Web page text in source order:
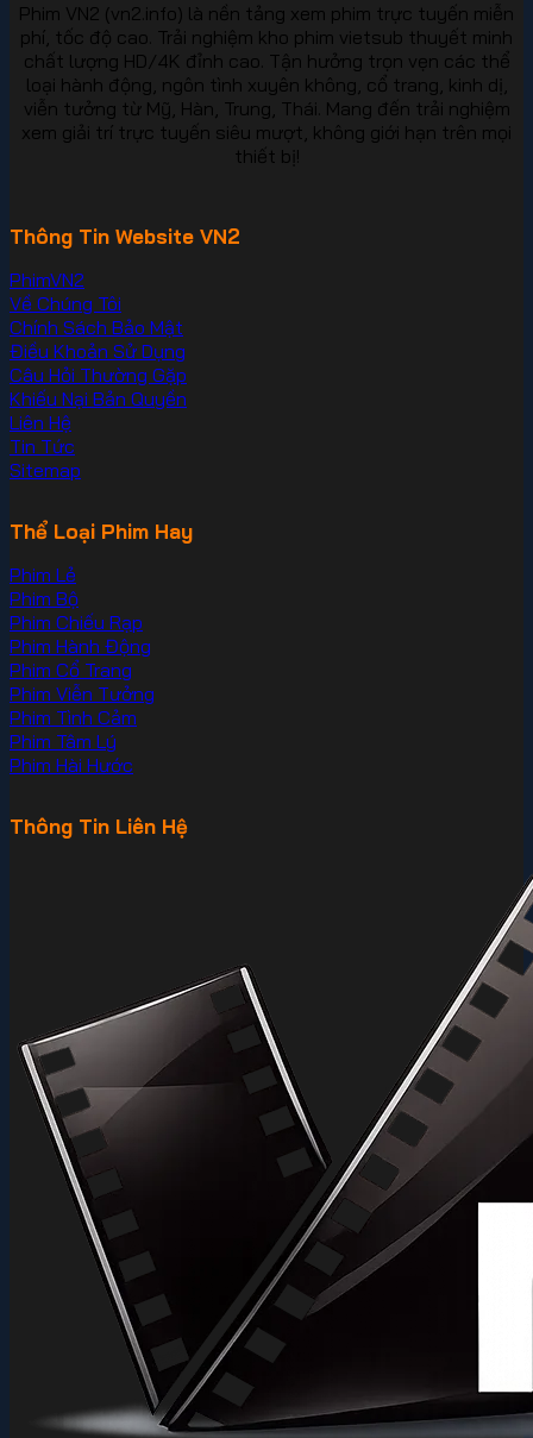
Phim VN2 (vn2.info) là nền tảng xem phim trực tuyến miễn
phí, tốc độ cao. Trải nghiệm kho phim vietsub thuyết minh
chất lượng HD/4K đỉnh cao. Tận hưởng trọn vẹn các thể
loại hành động, ngôn tình xuyên không, cổ trang, kinh dị,
viễn tưởng từ Mỹ, Hàn, Trung, Thái. Mang đến trải nghiệm
xem giải trí trực tuyến siêu mượt, không giới hạn trên mọi
thiết bị!
Thông Tin Website VN2
PhimVN2
Về Chúng Tôi
Chính Sách Bảo Mật
Điều Khoản Sử Dụng
Câu Hỏi Thường Gặp
Khiếu Nại Bản Quyền
Liên Hệ
Tin Tức
Sitemap
Thể Loại Phim Hay
Phim Lẻ
Phim Bộ
Phim Chiếu Rạp
Phim Hành Động
Phim Cổ Trang
Phim Viễn Tưởng
Phim Tình Cảm
Phim Tâm Lý
Phim Hài Hước
Thông Tin Liên Hệ